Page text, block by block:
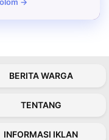
BERITA WARGA
TENTANG
INFORMASI IKLAN